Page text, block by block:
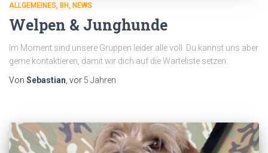
ALLGEMEINES BH NEWS
Welpen & Junghunde
Im Moment sind unsere Gruppen leider alle voll. Du kannst uns aber
gerne kontaktieren, damit wir dich auf die Warteliste setzen.
Von Sebastian , vor 5 Jahren